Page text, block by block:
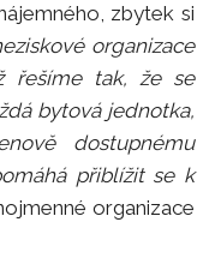
​​zbytek si
organizace
řešíme tak, že se
bytová jednotka,
dostupnému
přiblížit se k
organizace